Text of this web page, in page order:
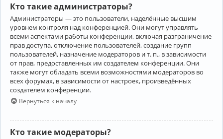
Кто такие администраторы?
Администраторы — это пользователи, наделённые высшим
уровнем контроля над конференцией. Они могут управлять
всеми аспектами работы конференции, включая разграничение
прав доступа, отключение пользователей, создание групп
пользователей, назначение модераторов и т. п., в зависимости
от прав, предоставленных им создателем конференции. Они
также могут обладать всеми возможностями модераторов во
всех форумах, в зависимости от настроек, произведённых
создателем конференции.
Вернуться к началу
Кто такие модераторы?